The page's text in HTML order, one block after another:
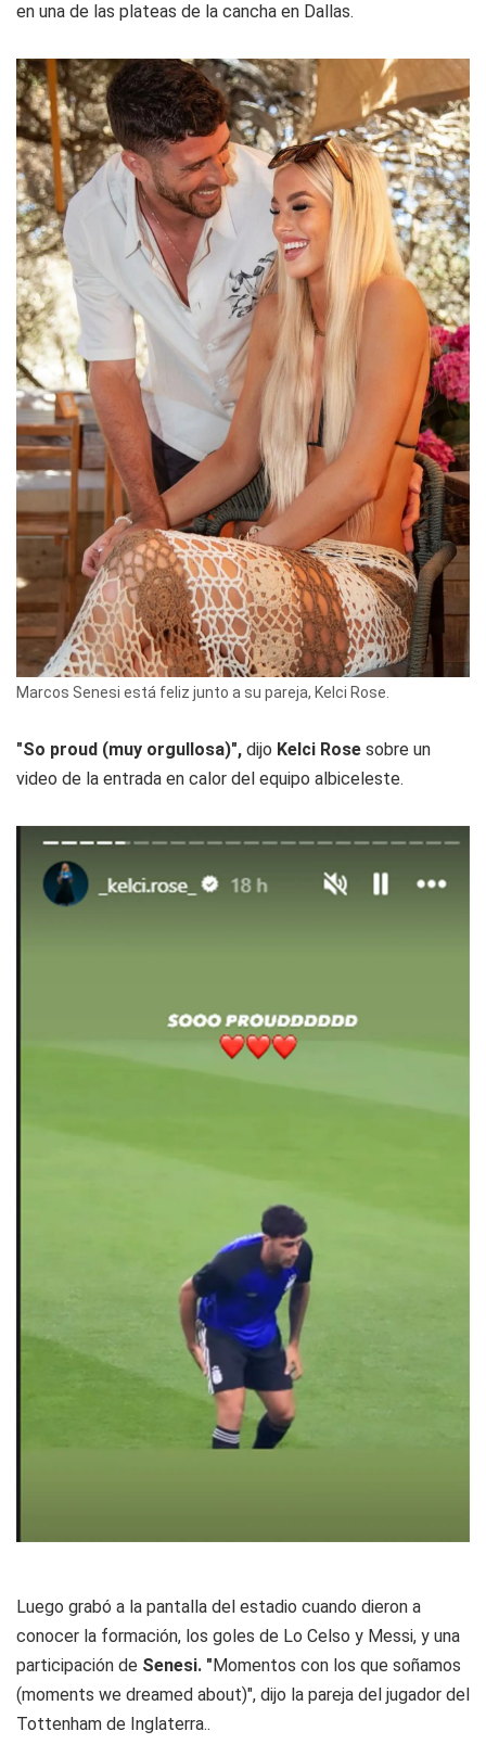
en una de las plateas de la cancha en Dallas.
Marcos Senesi está feliz junto a su pareja, Kelci Rose.
"So proud (muy orgullosa)", dijo Kelci Rose sobre un
video de la entrada en calor del equipo albiceleste.
Luego grabó a la pantalla del estadio cuando dieron a
conocer la formación, los goles de Lo Celso y Messi, y una
participación de Senesi. " Momentos con los que soñamos
(moments we dreamed about)", dijo la pareja del jugador del
Tottenham de Inglaterra..